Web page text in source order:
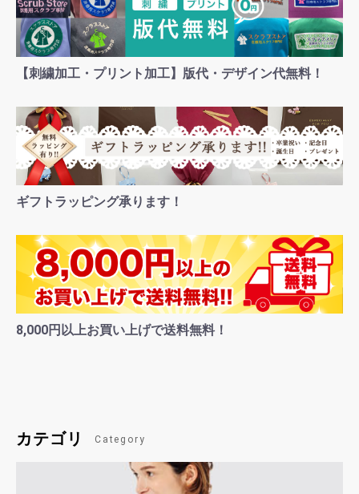
【刺繍加工・プリント加工】版代・デザイン代無料！
ギフトラッピング承ります！
8,000円以上お買い上げで送料無料！
カテゴリ Category